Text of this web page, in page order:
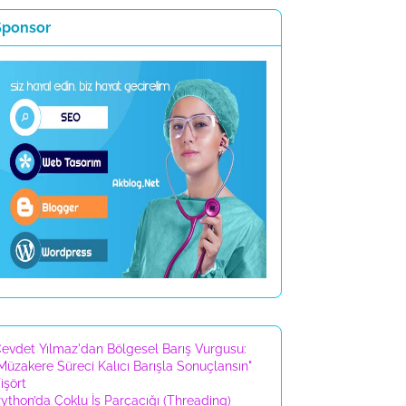
Yılmaz'dan Bölgesel Barış Vurgusu:
Süreci Kalıcı Barışla Sonuçlansın"
Çoklu İş Parçacığı (Threading)